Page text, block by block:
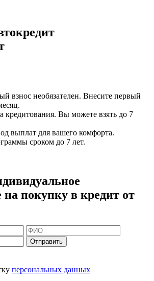
взнос необязателен. Внесите первый
кредитования. Вы можете взять до 7
выплат для вашего комфорта.
сроком до 7 лет.
на покупку в кредит от
Отправить
персональных данных